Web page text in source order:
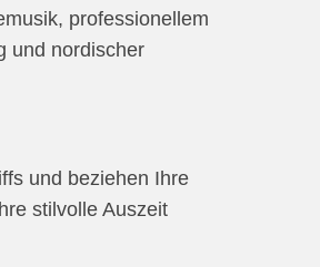
professionellem
und nordischer
und beziehen Ihre
stilvolle Auszeit